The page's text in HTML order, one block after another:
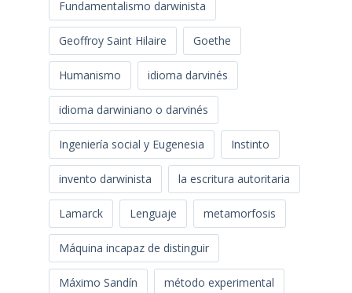
Fundamentalismo darwinista
Geoffroy Saint Hilaire Goethe
Humanismo idioma darvinés
idioma darwiniano o darvinés
Ingeniería social y Eugenesia Instinto
invento darwinista la escritura autoritaria
Lamarck Lenguaje metamorfosis
Máquina incapaz de distinguir
Máximo Sandín método experimental